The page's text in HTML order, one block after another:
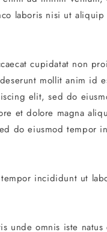
laboris nisi ut aliquip
cupidatat non
mollit anim id
elit, sed do
et dolore magna
do eiusmod tempor
incididunt ut
unde omnis iste natus